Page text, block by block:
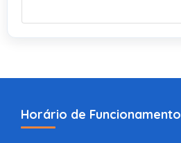
Horário de Funcionamento